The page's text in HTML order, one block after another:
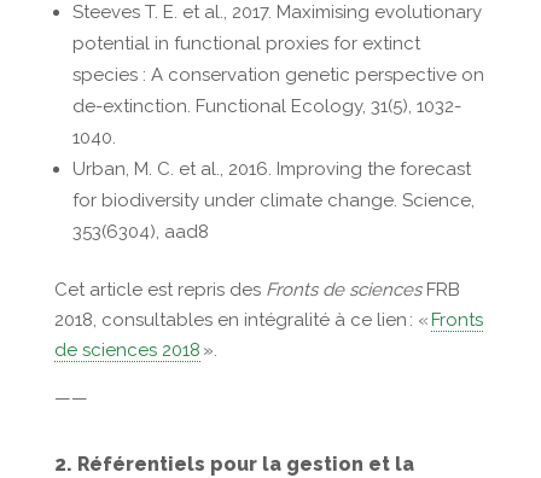
Steeves T. E. et al., 2017. Maximising evolutionary
potential in functional proxies for extinct
species : A conservation genetic perspective on
de-extinction. Functional Ecology, 31(5), 1032-
1040.
Urban, M. C. et al., 2016. Improving the forecast
for biodiversity under climate change. Science,
353(6304), aad8
Cet article est repris des Fronts de sciencesFRB
2018, consultables en intégralité à ce lien : «Fronts
de sciences 2018 ».
——
2. Référentiels pour la gestion et la